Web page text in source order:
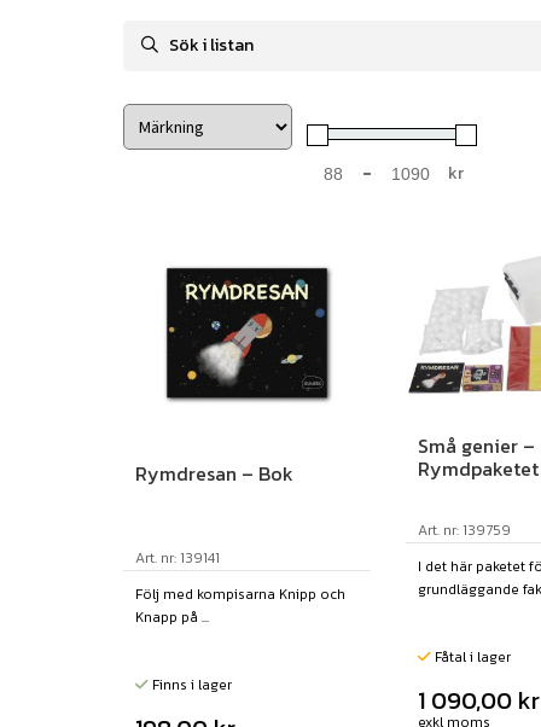
Minimum Price
- Maximum Price
kr
Rymdresan – Bok
Art. nr: 139141
Följ med kompisarna Knipp och
Knapp på ...
Finns i lager
Små genier –
Rymdpaketet
Art. nr: 139759
I det här paketet
grundläggande
Fåtal i lager
1 090,00 kr
exkl moms